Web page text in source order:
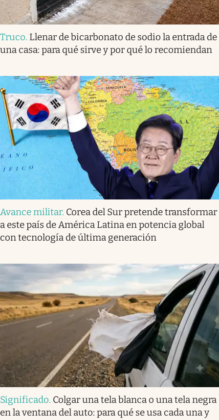
Truco. Llenar de bicarbonato de sodio la entrada de
una casa: para qué sirve y por qué lo recomiendan
Avance militar. Corea del Sur pretende transformar
a este país de América Latina en potencia global
con tecnología de última generación
Significado. Colgar una tela blanca o una tela negra
en la ventana del auto: para qué se usa cada una y